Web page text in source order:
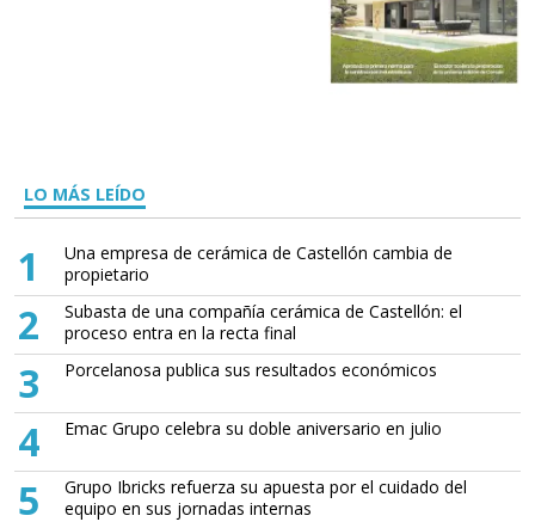
LO MÁS LEÍDO
1
Una empresa de cerámica de Castellón cambia de
propietario
2
Subasta de una compañía cerámica de Castellón: el
proceso entra en la recta final
3 Porcelanosa publica sus resultados económicos
4 Emac Grupo celebra su doble aniversario en julio
5
Grupo Ibricks refuerza su apuesta por el cuidado del
equipo en sus jornadas internas